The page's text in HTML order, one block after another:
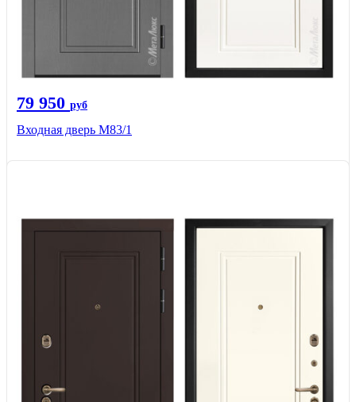
79 950 руб
Входная дверь M83/1